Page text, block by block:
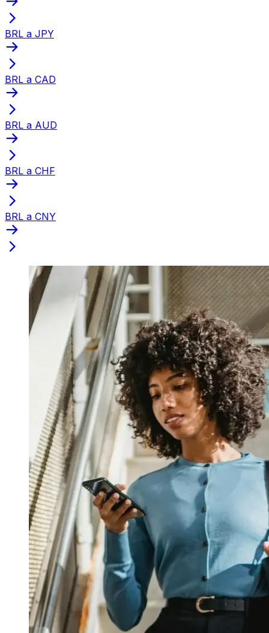
BRL a JPY
BRL a CAD
BRL a AUD
BRL a CHF
BRL a CNY